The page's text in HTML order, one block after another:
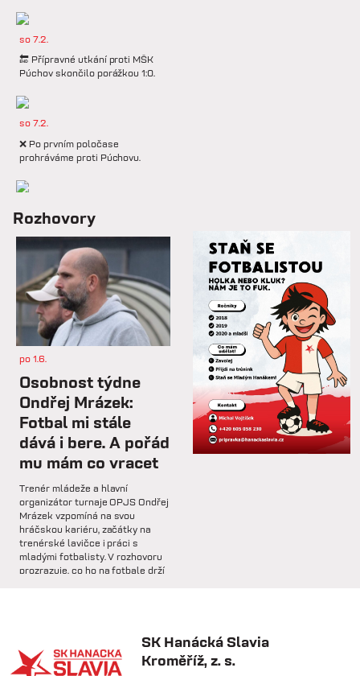
so 7.2.
🔚 Přípravné utkání proti MŠK
Púchov skončilo porážkou 1:0.
so 7.2.
❌ Po prvním poločase
prohráváme proti Púchovu.
📋 Proti Púchovu nastoupíme v
této základní sestavě.
so 7.2.
⚽️ DNES HRAJÍ HANÁCI 🔴⚪️V
dalším přípravném utkání...
st 4.2.
Hlavní trenér Lukáš Kříž v
rozhovoru hodnotí dosavadní
průběh zimní...
so 31.1.
🅱️ Prohra proti rezervě Gorniku
Zabrze.
so 31.1.
🅱️ DNES HRAJÍ HANÁCI 🔴⚪️Dnes
🏆 VÍTĚZOVÉ ZIMNÍ TIPSPORT
Rozhovory
po 1.6.
Osobnost týdne
Ondřej Mrázek:
Fotbal mi stále
dává i bere. A pořád
mu mám co vracet
Trenér mládeže a hlavní
organizátor turnaje OPJS Ondřej
Mrázek vzpomíná na svou
hráčskou kariéru, začátky na
trenérské lavičce i práci s
mladými fotbalisty. V rozhovoru
prozrazuje, co ho na fotbale drží
SK Hanácká Slavia
Kroměříž, z. s.